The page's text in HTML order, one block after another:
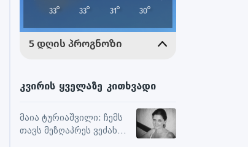
კვირის ყველაზე კითხვადი
მაია ტურიაშვილი: ჩემს
თავს მეზღაპრეს ვეძახი,